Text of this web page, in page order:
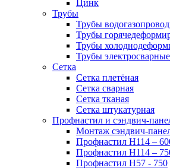
Цинк
Трубы
Трубы
Трубы
Трубы
Трубы электросварные
Сетка
Сетка плетёная
Сетка сварная
Сетка тканая
Сетка штукатурная
Профнастил и сэндвич-
Монтаж сэндвич-
Профнастил Н114 –
Профнастил Н114 –
Профнастил Н57 - 750